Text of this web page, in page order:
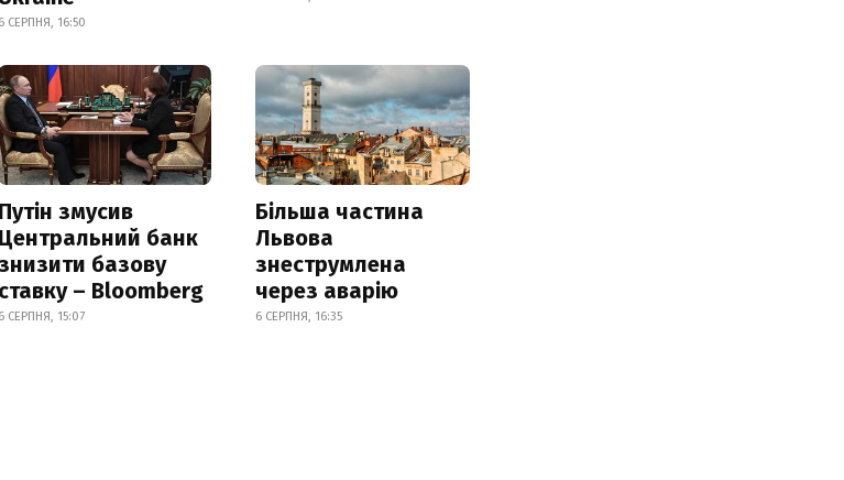
6 СЕРПНЯ, 16:50
Путін змусив
Центральний банк
базову
ставку – Bloomberg
6 СЕРПНЯ, 15:07
Більша частина
Львова
знеструмлена
через аварію
6 СЕРПНЯ, 16:35